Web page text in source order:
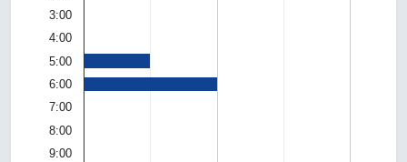
3:00
4:00
5:00
6:00
7:00
8:00
9:00